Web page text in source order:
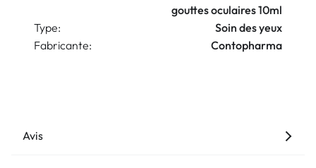
gouttes oculaires 10ml
Type:
Soin des yeux
Fabricante:
Contopharma
Avis